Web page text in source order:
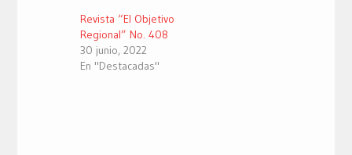
Revista “El Objetivo
Regional” No. 408
30 junio, 2022
En "Destacadas"